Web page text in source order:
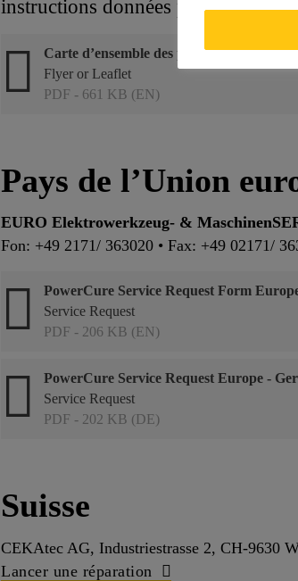
instructions données par le
Carte d’ensemble des pièces de
Flyer or Leaflet
PDF - 661 KB (EN)
Pays de l’Union
EURO Elektrowerkzeug- &
Fon: +49 2171/ 363020 • Fax: +49 02171/
PowerCure Service Request Form
Service Request
PDF - 206 KB (EN)
PowerCure Service Request Europe -
Service Request
PDF - 202 KB (DE)
Suisse
CEKAtec AG, Industriestrasse 2, CH-9630
Lancer une réparation